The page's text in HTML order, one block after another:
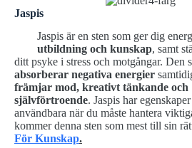
Jaspis
Jaspis är en sten som ger dig
utbildning och kunskap, samt
ditt psyke i stress och motgångar. Den
absorberar negativa energier
främjar mod, kreativt tänkande och
självförtroende. Jaspis har
användbara när du måste hantera
kommer denna sten som mest till sin
För Kunskap.